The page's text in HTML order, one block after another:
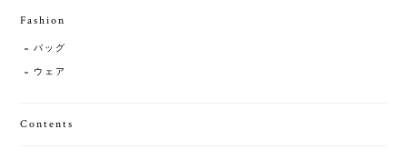
Fashion
バッグ
ウェア
Contents